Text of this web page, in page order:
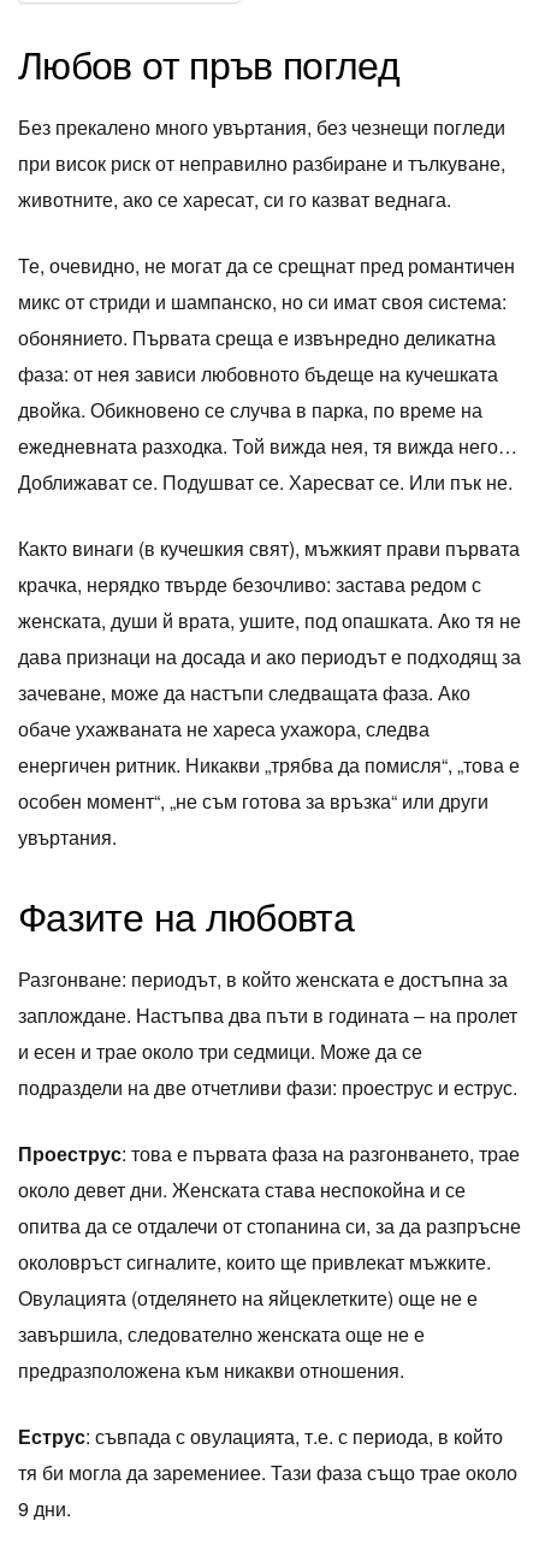
Любов от пръв поглед
Без прекалено много увъртания, без чезнещи погледи
при висок риск от неправилно разбиране и тълкуване,
животните, ако се харесат, си го казват веднага.
Те, очевидно, не могат да се срещнат пред романтичен
микс от стриди и шампанско, но си имат своя система:
обонянието. Първата среща е извънредно деликатна
фаза: от нея зависи любовното бъдеще на кучешката
двойка. Обикновено се случва в парка, по време на
ежедневната разходка. Той вижда нея, тя вижда него…
Доближават се. Подушват се. Харесват се. Или пък не.
Както винаги (в кучешкия свят), мъжкият прави първата
крачка, нерядко твърде безочливо: застава редом с
женската, души й врата, ушите, под опашката. Ако тя не
дава признаци на досада и ако периодът е подходящ за
зачеване, може да настъпи следващата фаза. Ако
обаче ухажваната не хареса ухажора, следва
енергичен ритник. Никакви „трябва да помисля“, „това е
особен момент“, „не съм готова за връзка“ или други
увъртания.
Фазите на любовта
Разгонване: периодът, в който женската е достъпна за
заплождане. Настъпва два пъти в годината – на пролет
и есен и трае около три седмици. Може да се
подраздели на две отчетливи фази: проеструс и еструс.
Проеструс: това е първата фаза на разгонването, трае
около девет дни. Женската става неспокойна и се
опитва да се отдалечи от стопанина си, за да разпръсне
околовръст сигналите, които ще привлекат мъжките.
Овулацията (отделянето на яйцеклетките) още не е
завършила, следователно женската още не е
предразположена към никакви отношения.
Еструс: съвпада с овулацията, т.е. с периода, в който
тя би могла да заремениее. Тази фаза също трае около
9 дни.